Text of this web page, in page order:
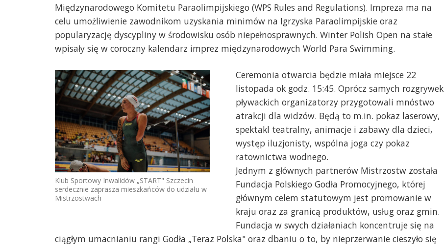
Międzynarodowego Komitetu Paraolimpijskiego (WPS Rules and Regulations). Impreza ma na
celu umożliwienie zawodnikom uzyskania minimów na Igrzyska Paraolimpijskie oraz
popularyzację dyscypliny w środowisku osób niepełnosprawnych. Winter Polish Open na stałe
wpisały się w coroczny kalendarz imprez międzynarodowych World Para Swimming.
Klub Sportowy Inwalidów „START" Szczecin
serdecznie zaprasza mieszkańców do udziału w
Mistrzostwach
Ceremonia otwarcia będzie miała miejsce 22
listopada ok godz. 15:45. Oprócz samych rozgrywek
pływackich organizatorzy przygotowali mnóstwo
atrakcji dla widzów. Będą to m.in. pokaz laserowy,
spektakl teatralny, animacje i zabawy dla dzieci,
występ iluzjonisty, wspólna joga czy pokaz
ratownictwa wodnego.
Jednym z głównych partnerów Mistrzostw została
Fundacja Polskiego Godła Promocyjnego, której
głównym celem statutowym jest promowanie w
kraju oraz za granicą produktów, usług oraz gmin.
Fundacja w swych działaniach koncentruje się na
ciągłym umacnianiu rangi Godła „Teraz Polska" oraz dbaniu o to, by nieprzerwanie cieszyło się